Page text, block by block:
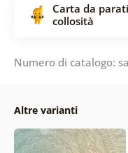
Carta da
collosità
Numero di catalogo:
Altre varianti